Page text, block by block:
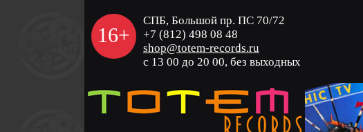
16+
СПБ, Большой пр. ПС 70/72
+7 (812) 498 08 48
shop@totem-records.ru
с 13 00 до 20 00, без выходных